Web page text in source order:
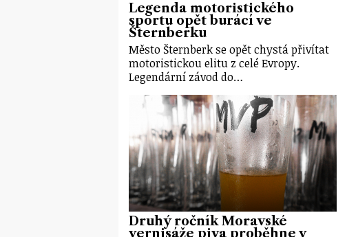
Legenda motoristického
sportu opět burácí ve
Šternberku
Město Šternberk se opět chystá přivítat
motoristickou elitu z celé Evropy.
Legendární závod do…
Druhý ročník Moravské
vernisáže piva proběhne v